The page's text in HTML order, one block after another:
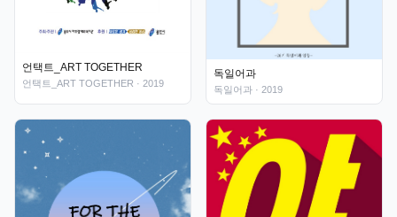
언택트_ART TOGETHER
언택트_ART TOGETHER · 2019
독일어과
독일어과 · 2019